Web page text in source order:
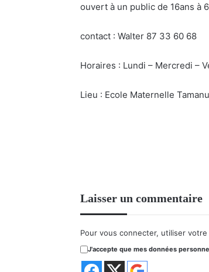
ouvert à un public de 16ans à
contact : Walter 87 33 60 68
Horaires : Lundi – Mercredi –
Lieu : Ecole Maternelle
Laisser un commentaire
Pour vous connecter, utiliser votre
J'accepte que mes données